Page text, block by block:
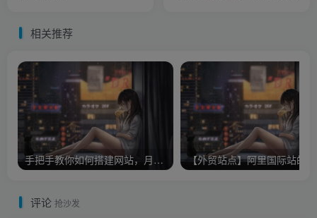
相关推荐
手把手教你如何搭建网站，月收入5000全套教程实战教程（附带插件）
评论 抢沙发